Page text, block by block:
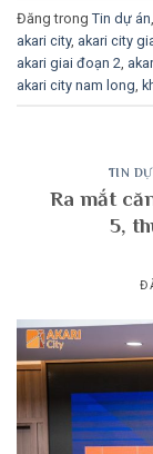
Đăng trong Tin dự án
akari city, akari city
akari giai đoạn 2
akari city nam long
TIN DỰ
Ra mắt
5,